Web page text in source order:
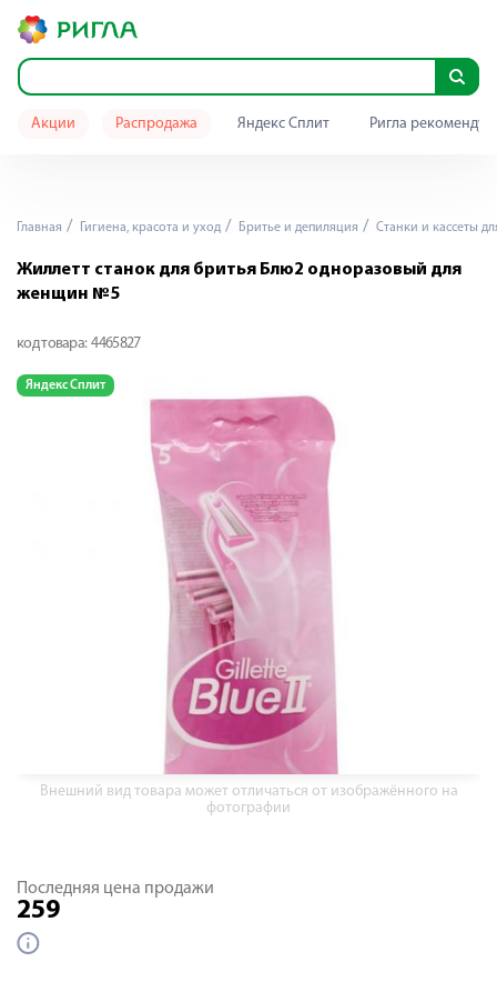
Акции Распродажа Яндекс Сплит Ригла
Главная Гигиена, красота и уход Бритье и депиляция Станки и кассеты
Жиллетт станок для бритья Блю2 одноразовый для
женщин №5
код товара: 4465827
Яндекс Сплит
Внешний вид товара может отличаться от изображённого на
фотографии
Последняя цена продажи
259